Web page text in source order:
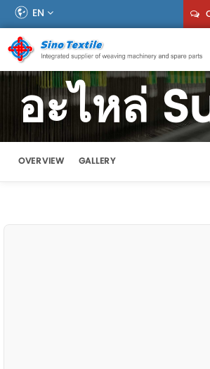
EN
อะไหล่
OVERVIEW GALLERY